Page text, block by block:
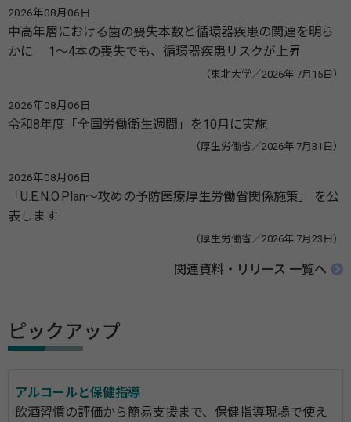
2026年08月06日
中高年層における歯の喪失本数と循環器疾患の関連を明ら
かに 1～4本の喪失でも、循環器疾患リスクが上昇
（東北大学／2026年 7月15日）
2026年08月06日
令和8年度「全国労働衛生週間」を10月に実施
（厚生労働省／2026年 7月31日）
2026年08月06日
「U.E.N.O.Plan～攻めの予防医療厚生労働省関係施策」 を公
表します
（厚生労働省／2026年 7月23日）
関連資料・リリース 一覧へ
ピックアップ
アルコールと保健指導
飲酒習慣の評価から簡易支援まで、保健指導現場で使え